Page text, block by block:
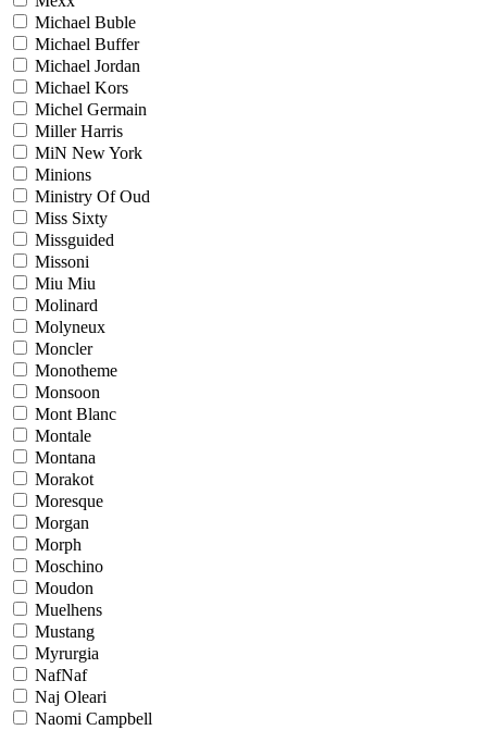
Michael Buble
Michael Buffer
Michael Jordan
Michael Kors
Michel Germain
Miller Harris
MiN New York
Minions
Ministry Of Oud
Miss Sixty
Missguided
Missoni
Miu Miu
Molinard
Molyneux
Moncler
Monotheme
Monsoon
Mont Blanc
Montale
Montana
Morakot
Moresque
Morgan
Morph
Moschino
Moudon
Muelhens
Mustang
Myrurgia
NafNaf
Naj Oleari
Naomi Campbell